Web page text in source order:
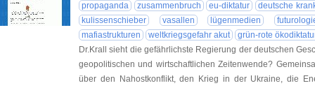
propaganda
zusammenbruch eu-diktatur
deutsche
kulissenschieber
vasallen lügenmedien
mafiastrukturen
weltkriegsgefahr akut
grün-rote
Dr.Krall sieht die gefährlichste Regierung der deutschen
geopolitischen und wirtschaftlichen Zeitenwende?
über den Nahostkonflikt, den Krieg in der Ukraine, die